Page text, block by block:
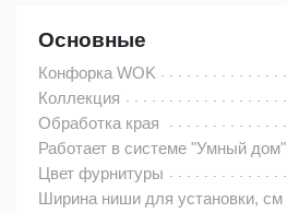
Основные
Конфорка WOK
Коллекция
Обработка края
Работает в системе "Умный дом"
Цвет фурнитуры
Ширина ниши для установки, см